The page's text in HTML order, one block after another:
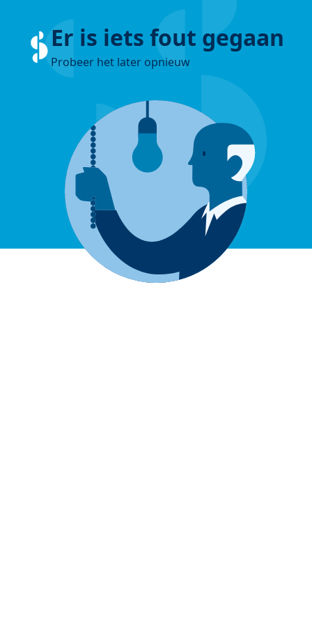
Er is iets fout gegaan
Probeer het later opnieuw